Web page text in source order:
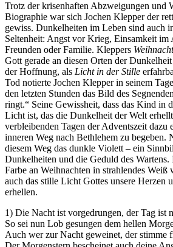
Trotz der krisenhaften Abzweigungen und
Biographie war sich Jochen Klepper der
gewiss. Dunkelheiten im Leben sind auch
Seltenheit: Angst vor Krieg, Einsamkeit im
Freunden oder Familie. Kleppers
Gott gerade an diesen Orten der
der Hoffnung, als Licht in der Stille
Tod notierte Jochen Klepper in seinem
den letzten Stunden das Bild des
ringt.“ Seine Gewissheit, dass das Kind in
Licht ist, das die Dunkelheit der Welt
verbleibenden Tagen der Adventszeit dazu
inneren Weg nach Bethlehem zu begeben.
diesem Weg das dunkle Violett – ein
Dunkelheiten und die Geduld des
Farbe an Weihnachten in strahlendes Weiß
auch das stille Licht Gottes unsere Herzen
erhellen.
1) Die Nacht ist vorgedrungen, der Tag ist
So sei nun Lob gesungen dem hellen
Auch wer zur Nacht geweinet, der stimme